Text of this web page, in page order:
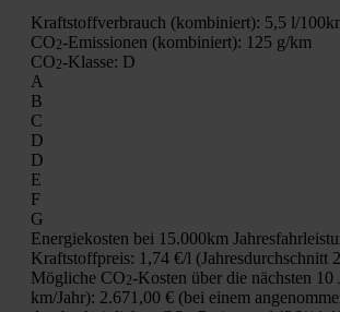
Kraft­stoff­ver­brauch (kom­bi­niert): 5,5 l/
CO2-Emis­sio­nen (kom­bi­niert): 125 g/km
CO2-Klas­se: D
A
B
C
D
D
E
F
G
Ener­gie­kos­ten bei 15.000km
Kraft­stoff­preis: 1,74 €/l (Jah­res­durch­schnitt
Mög­li­che CO2-Kos­ten über die nächs­ten 10
km/Jahr): 2.671,00 € (bei einem